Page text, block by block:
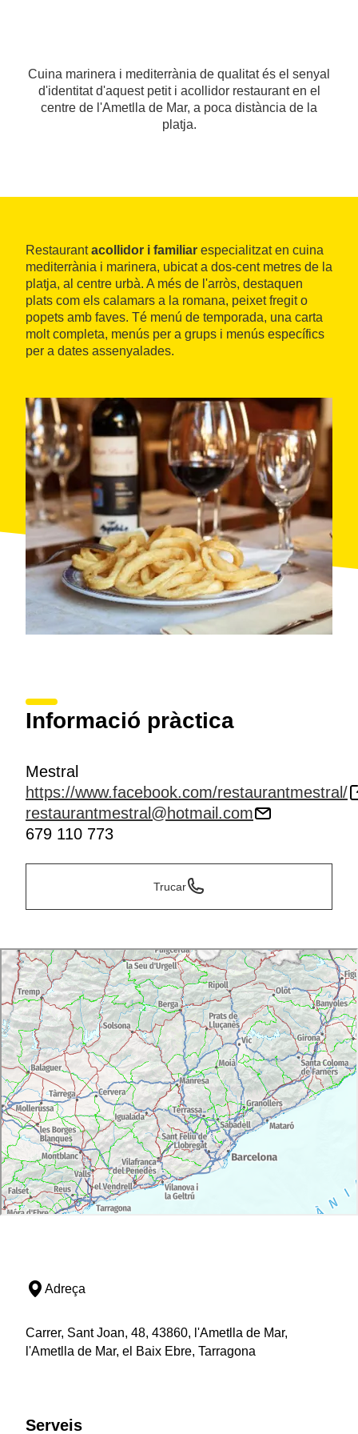
Cuina marinera i mediterrània de qualitat és el senyal
d'identitat d'aquest petit i acollidor restaurant en el
centre de l'Ametlla de Mar, a poca distància de la
platja.
Restaurantacollidor i familiar especialitzat en cuina
mediterrània i marinera, ubicat a dos-cent metres de la
platja, al centre urbà. A més de l'arròs, destaquen
plats com els calamars a la romana, peixet fregit o
popets amb faves. Té menú de temporada, una carta
molt completa, menús per a grups i menús específics
per a dates assenyalades.
Informació pràctica
Mestral
https://www.facebook.com/restaurantmestral/
restaurantmestral@hotmail.com
679 110 773
Trucar
Adreça
Carrer, Sant Joan, 48, 43860, l'Ametlla de Mar,
l'Ametlla de Mar, el Baix Ebre, Tarragona
Serveis